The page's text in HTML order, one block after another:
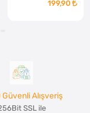
199,90
Güvenli Alışveriş
SSL ile